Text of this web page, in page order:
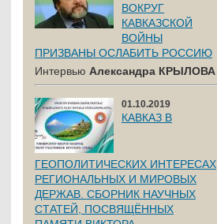
ВОКРУГ
КАВКАЗСКОЙ
ВОЙНЫ
ПРИЗВАНЫ ОСЛАБИТЬ РОССИЮ
Интервью Александра КРЫЛОВА
01.10.2019
КАВКАЗ В
ГЕОПОЛИТИЧЕСКИХ ИНТЕРЕСАХ
РЕГИОНАЛЬНЫХ И МИРОВЫХ
ДЕРЖАВ. СБОРНИК НАУЧНЫХ
СТАТЕЙ, ПОСВЯЩЁННЫХ